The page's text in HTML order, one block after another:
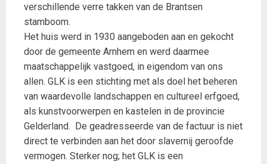
verschillende verre takken van de Brantsen
stamboom.
Het huis werd in 1930 aangeboden aan en gekocht
door de gemeente Arnhem en werd daarmee
maatschappelijk vastgoed, in eigendom van ons
allen. GLK is een stichting met als doel het beheren
van waardevolle landschappen en cultureel erfgoed,
als kunstvoorwerpen en kastelen in de provincie
Gelderland. De geadresseerde van de factuur is niet
direct te verbinden aan het door slavernij geroofde
vermogen. Sterker nog; het GLK is een